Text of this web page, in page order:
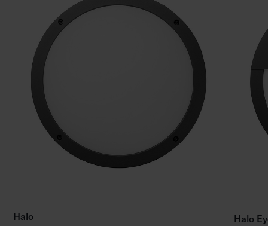
Halo
Halo